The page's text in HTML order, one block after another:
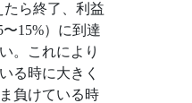
たら終了、利益
15%）に到達
。これにより
る時に大きく
負けている時